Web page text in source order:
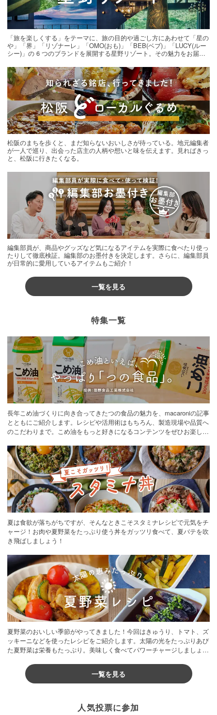
「旅を楽しくする」をテーマに、旅の目的や過ごし方にあわせて「星の
や」「界」「リゾナーレ」「OMO(おも)」「BEB(ベブ)」「LUCY(ルー
シー)」の 6 つのブランドを展開する星野リゾート。その魅力をお届け
松阪のまちを歩くと、まだ知らないおいしさが待っている。地元編集者
が一人で巡り、出会った店主の人柄や想いと味を伝えます。見ればきっ
と、松阪に行きたくなる。
編集部員が、商品やグッズなど気になるアイテムを実際に食べたり使っ
たりして徹底検証。編集部のお墨付きを決定します。さらに、編集部員
が日常的に愛用しているアイテムもご紹介！
一覧を見る
特集一覧
長年こめ油づくりに向き合ってきたつの食品の魅力を、macaroniの記事
とともにご紹介します。レシピや活用術はもちろん、製造現場や品質へ
のこだわりまで。こめ油をもっと好きになるコンテンツをぜひお楽しみ
夏は食欲が落ちがちですが、そんなときこそスタミナレシピで元気をチ
ャージ！お肉や夏野菜をたっぷり使う丼をガッツリ食べて、夏バテを吹
き飛ばしましょう！
夏野菜のおいしい季節がやってきました！今回はきゅうり、トマト、ズ
ッキーニなどを使ったレシピをご紹介します。太陽の光をたっぷりあび
た夏野菜は栄養もたっぷり。美味しく食べてパワーチャージしましょう
一覧を見る
人気投票に参加